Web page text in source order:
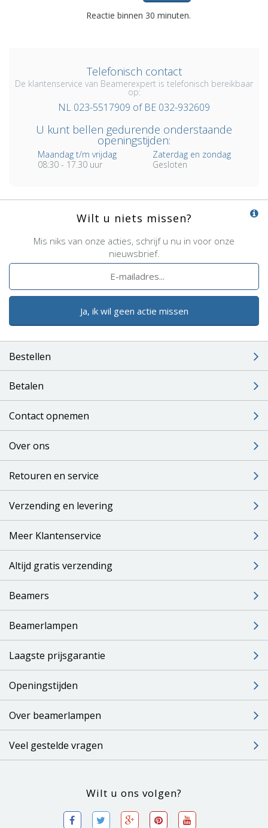
opvragen
Reactie binnen 30 minuten.
Telefonisch contact
De klantenservice van Beamerexpert is telefonisch bereikbaar
op:
NL 023-5517909 of BE 032-932609
U kunt bellen gedurende onderstaande
openingstijden:
Maandag t/m vrijdag
08:30 - 17.30 uur
Zaterdag en zondag
Gesloten
Wilt u niets missen?
Mis niks van onze acties, schrijf u nu in voor onze
nieuwsbrief.
Ja, ik wil geen actie missen
Bestellen
Betalen
Contact opnemen
Over ons
Retouren en service
Verzending en levering
Meer Klantenservice
Altijd gratis verzending
Beamers
Beamerlampen
Laagste prijsgarantie
Openingstijden
Over beamerlampen
Veel gestelde vragen
Wilt u ons volgen?